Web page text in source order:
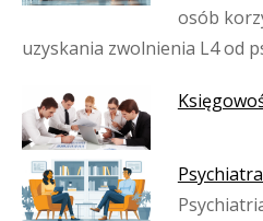
osób
uzyskania zwolnienia L4 od